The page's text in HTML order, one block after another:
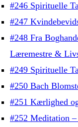
#246 Spirituelle
#247
#248 Fra
Læremestre &
#249 Spirituelle
#250 Bach
#251 Kærlighed
#252 Meditation